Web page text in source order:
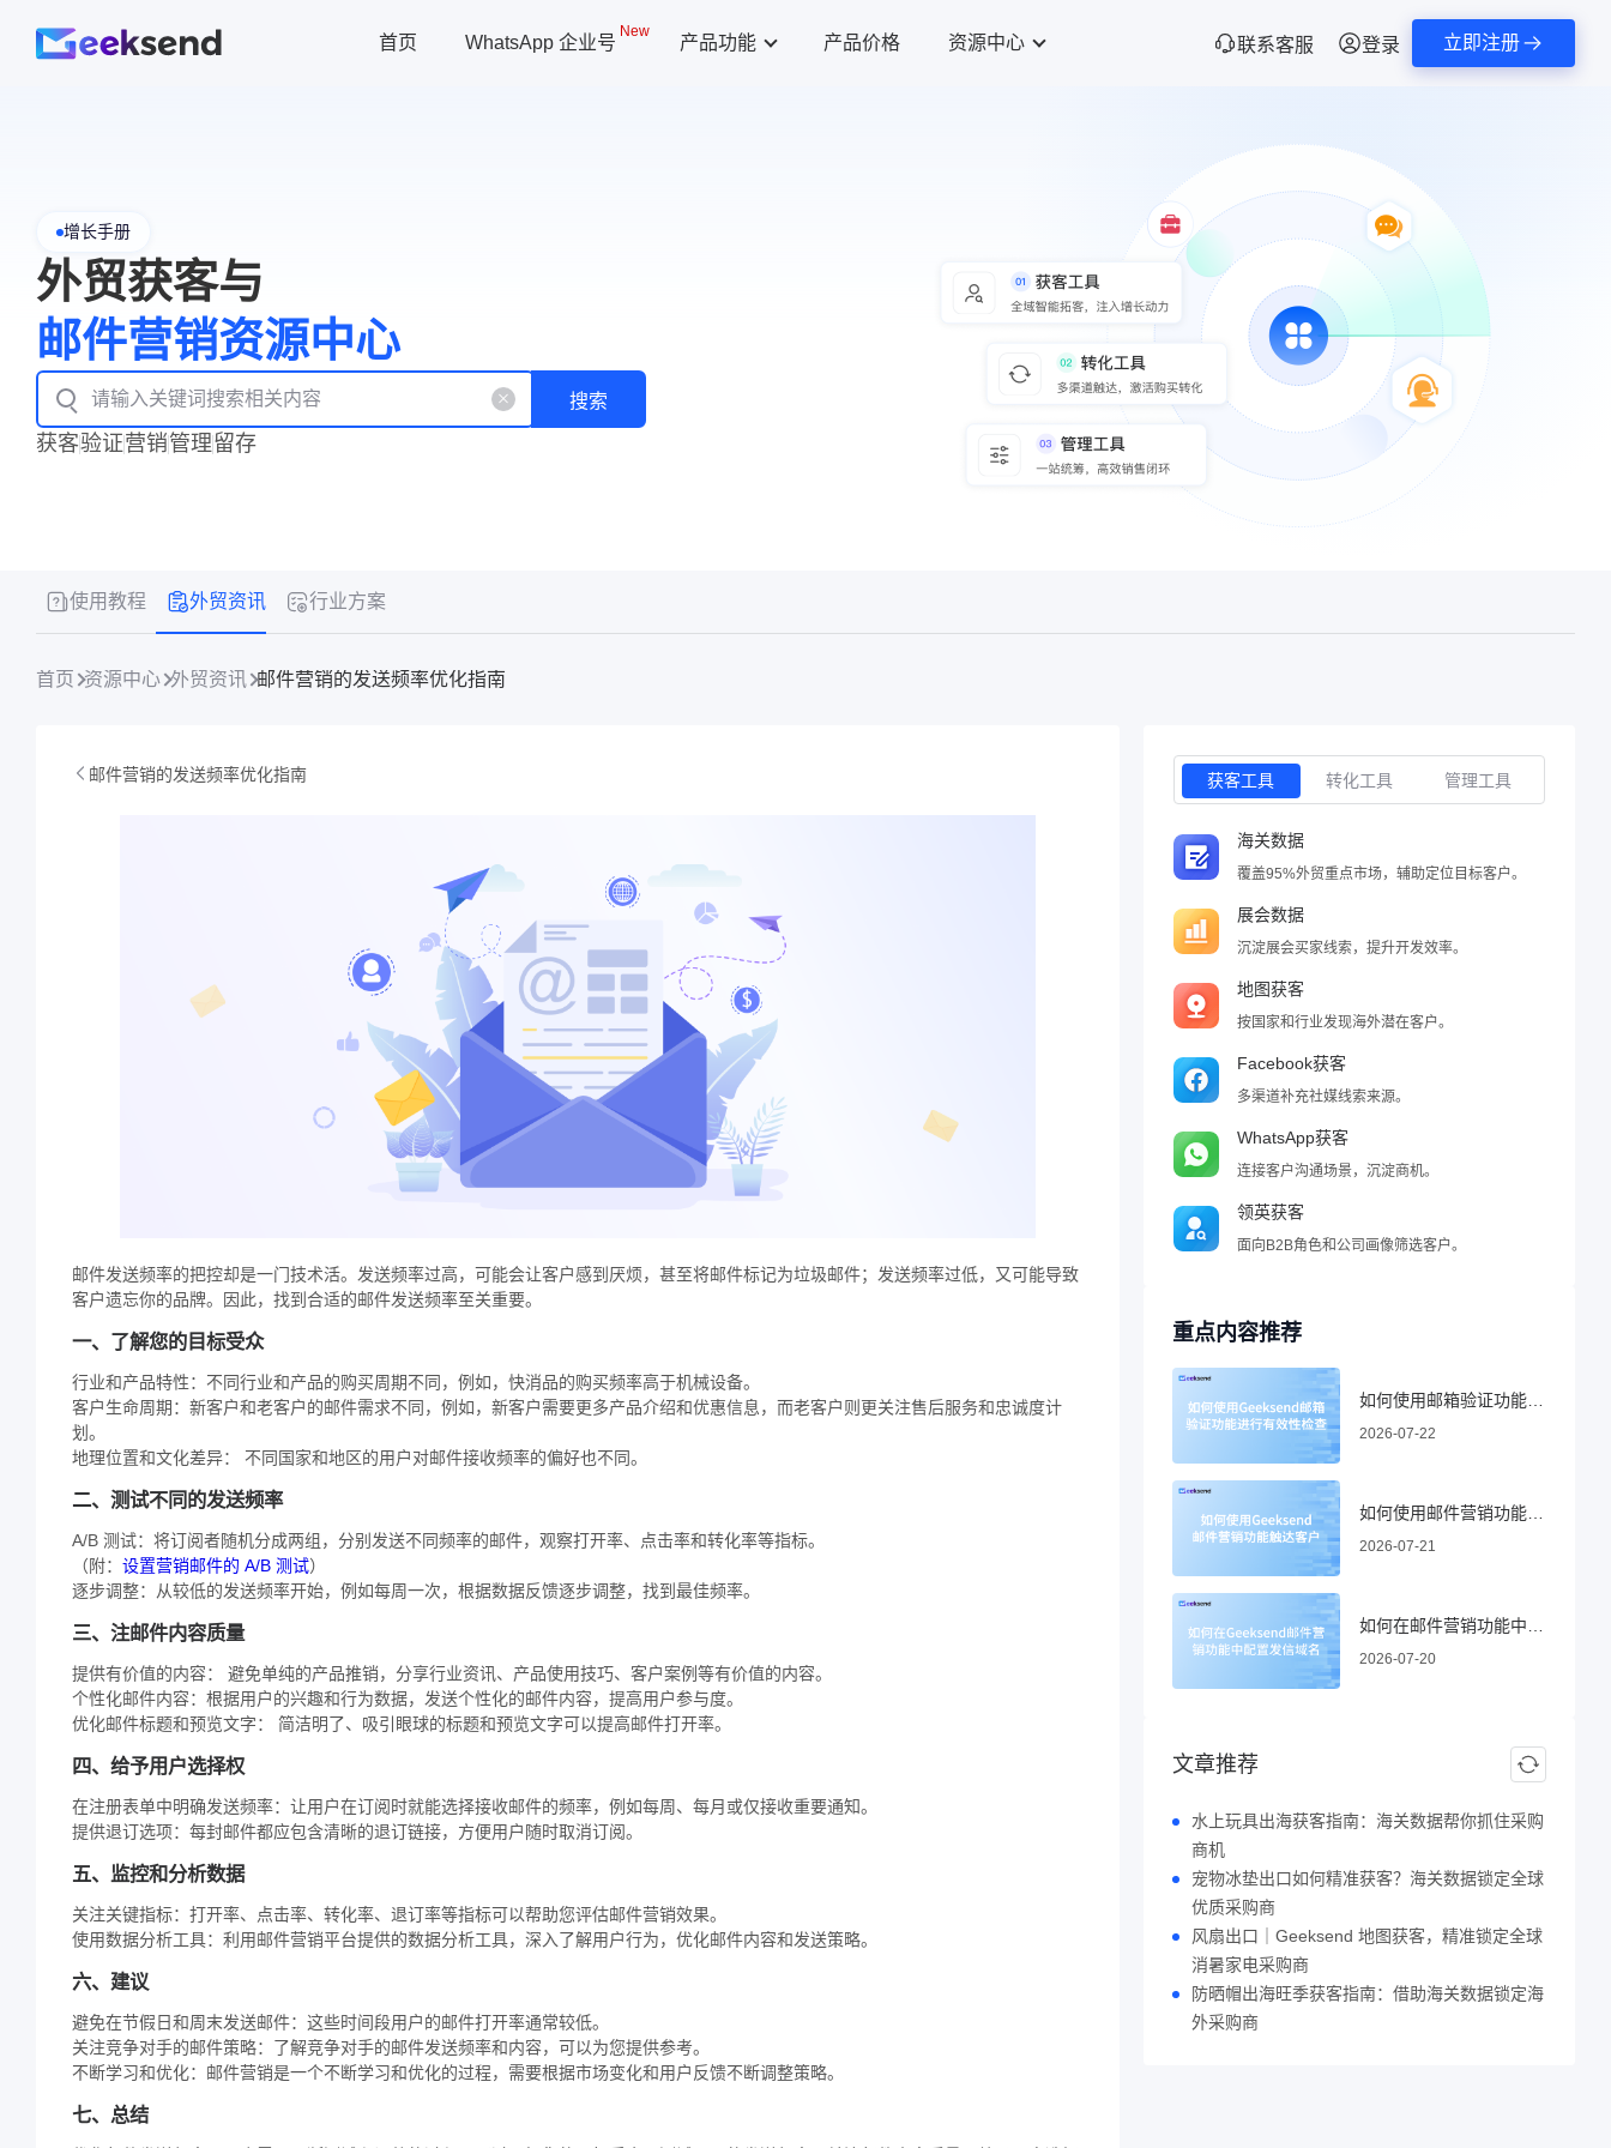
首页 WhatsApp 企业号
New
产品功能 产品价格 资源中心 联系客服 登录 立即注册
增长手册
外贸获客与
邮件营销资源中心
搜索
获客验证营销管理留存
使用教程 外贸资讯 行业方案
首页 资源中心 外贸资讯 邮件营销的发送频率优化指南
邮件营销的发送频率优化指南
邮件发送频率的把控却是一门技术活。发送频率过高，可能会让客户感到厌烦，甚至将邮件标记为垃圾邮件；发送频率过低，又可能导致
客户遗忘你的品牌。因此，找到合适的邮件发送频率至关重要。
一、了解您的目标受众
行业和产品特性：不同行业和产品的购买周期不同，例如，快消品的购买频率高于机械设备。
客户生命周期：新客户和老客户的邮件需求不同，例如，新客户需要更多产品介绍和优惠信息，而老客户则更关注售后服务和忠诚度计
划。
地理位置和文化差异： 不同国家和地区的用户对邮件接收频率的偏好也不同。
二、测试不同的发送频率
A/B 测试：将订阅者随机分成两组，分别发送不同频率的邮件，观察打开率、点击率和转化率等指标。
（附： 设置营销邮件的 A/B 测试）
逐步调整：从较低的发送频率开始，例如每周一次，根据数据反馈逐步调整，找到最佳频率。
三、注邮件内容质量
提供有价值的内容： 避免单纯的产品推销，分享行业资讯、产品使用技巧、客户案例等有价值的内容。
个性化邮件内容：根据用户的兴趣和行为数据，发送个性化的邮件内容，提高用户参与度。
优化邮件标题和预览文字： 简洁明了、吸引眼球的标题和预览文字可以提高邮件打开率。
四、给予用户选择权
在注册表单中明确发送频率：让用户在订阅时就能选择接收邮件的频率，例如每周、每月或仅接收重要通知。
提供退订选项：每封邮件都应包含清晰的退订链接，方便用户随时取消订阅。
五、监控和分析数据
关注关键指标：打开率、点击率、转化率、退订率等指标可以帮助您评估邮件营销效果。
使用数据分析工具：利用邮件营销平台提供的数据分析工具，深入了解用户行为，优化邮件内容和发送策略。
六、建议
避免在节假日和周末发送邮件：这些时间段用户的邮件打开率通常较低。
关注竞争对手的邮件策略：了解竞争对手的邮件发送频率和内容，可以为您提供参考。
不断学习和优化：邮件营销是一个不断学习和优化的过程，需要根据市场变化和用户反馈不断调整策略。
七、总结
获客工具 转化工具 管理工具
海关数据
覆盖95%外贸重点市场，辅助定位目标客户。
展会数据
沉淀展会买家线索，提升开发效率。
地图获客
按国家和行业发现海外潜在客户。
Facebook获客
多渠道补充社媒线索来源。
WhatsApp获客
连接客户沟通场景，沉淀商机。
领英获客
面向B2B角色和公司画像筛选客户。
重点内容推荐
2026-07-22
2026-07-21
2026-07-20
文章推荐
水上玩具出海获客指南：海关数据帮你抓住采购
商机
宠物冰垫出口如何精准获客？海关数据锁定全球
优质采购商
风扇出口｜Geeksend 地图获客，精准锁定全球
消暑家电采购商
防晒帽出海旺季获客指南：借助海关数据锁定海
外采购商